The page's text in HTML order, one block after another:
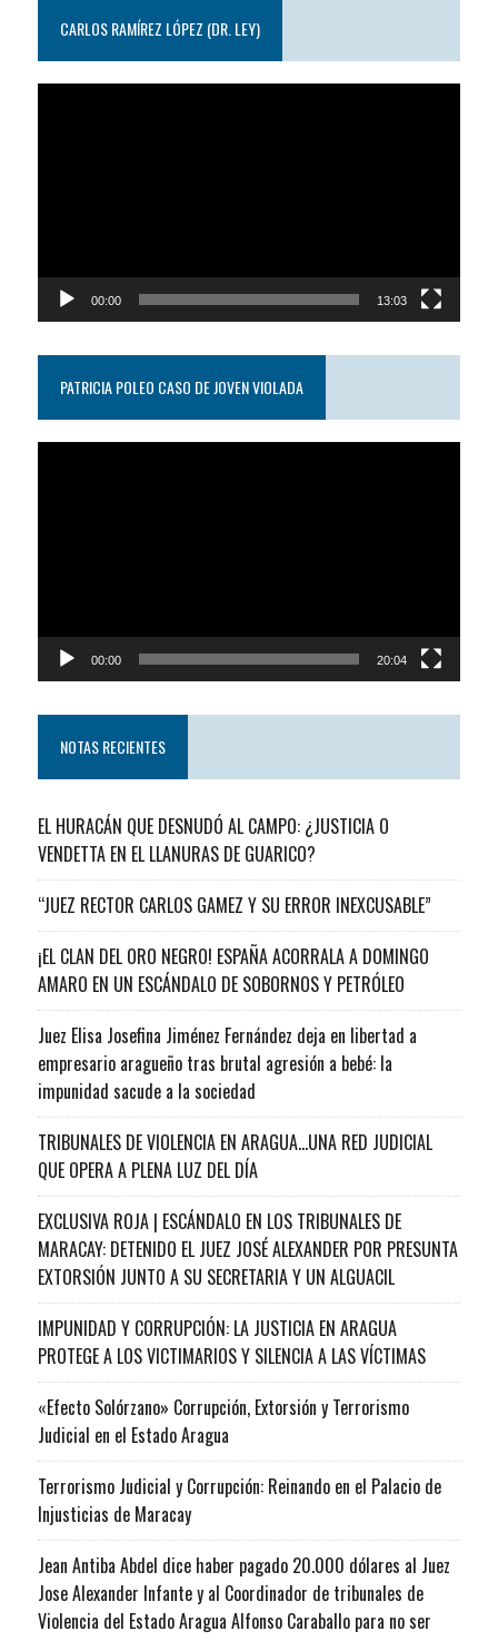
CARLOS RAMÍREZ LÓPEZ (DR. LEY)
00:00 13:03
PATRICIA POLEO CASO DE JOVEN VIOLADA
00:00 20:04
NOTAS RECIENTES
EL HURACÁN QUE DESNUDÓ AL CAMPO: ¿JUSTICIA O
VENDETTA EN EL LLANURAS DE GUARICO?
“JUEZ RECTOR CARLOS GAMEZ Y SU ERROR INEXCUSABLE”
¡EL CLAN DEL ORO NEGRO! ESPAÑA ACORRALA A DOMINGO
AMARO EN UN ESCÁNDALO DE SOBORNOS Y PETRÓLEO
Juez Elisa Josefina Jiménez Fernández deja en libertad a
empresario aragueño tras brutal agresión a bebé: la
impunidad sacude a la sociedad
TRIBUNALES DE VIOLENCIA EN ARAGUA…UNA RED JUDICIAL
QUE OPERA A PLENA LUZ DEL DÍA
EXCLUSIVA ROJA | ESCÁNDALO EN LOS TRIBUNALES DE
MARACAY: DETENIDO EL JUEZ JOSÉ ALEXANDER POR PRESUNTA
EXTORSIÓN JUNTO A SU SECRETARIA Y UN ALGUACIL
IMPUNIDAD Y CORRUPCIÓN: LA JUSTICIA EN ARAGUA
PROTEGE A LOS VICTIMARIOS Y SILENCIA A LAS VÍCTIMAS
«Efecto Solórzano» Corrupción, Extorsión y Terrorismo
Judicial en el Estado Aragua
Terrorismo Judicial y Corrupción: Reinando en el Palacio de
Injusticias de Maracay
Jean Antiba Abdel dice haber pagado 20.000 dólares al Juez
Jose Alexander Infante y al Coordinador de tribunales de
Violencia del Estado Aragua Alfonso Caraballo para no ser